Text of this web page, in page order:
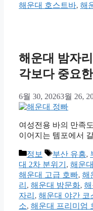
해운대 호스트바, 해
해운대 밤자
각보다 중요
6월 30, 20263월 26,
여성전용 바의 만족
이어지는 템포에서
카
테
고
리
정보
태
그
부산 유흥,
대 2차 분위기 , 해운
해운대 고급 호빠, 해
리 , 해운대 밤문화,
자리 , 해운대 야간 코
소, 해운대 프리미엄